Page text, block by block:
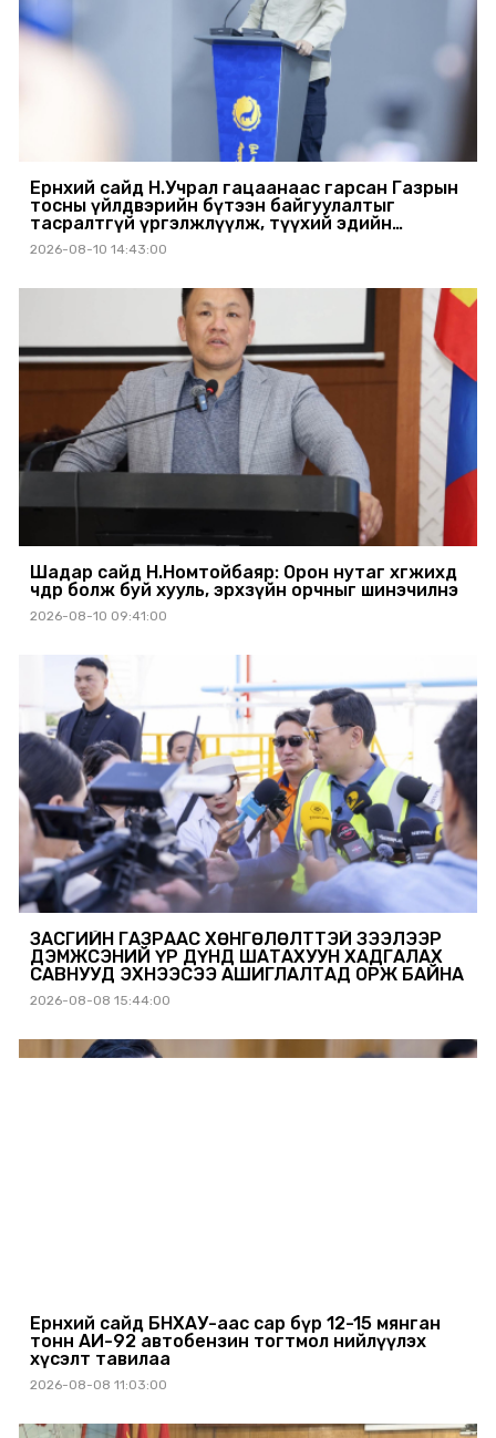
Ерөнхий сайд Н.Учрал гацаанаас гарсан Газрын
тосны үйлдвэрийн бүтээн байгуулалтыг
тасралтгүй үргэлжлүүлж, түүхий эдийн
хангамжийг баталгаажуулах үүрэг өгөв
2026-08-10 14:43:00
Шадар сайд Н.Номтойбаяр: Орон нутаг хөгжихөд
чөдөр болж буй хууль, эрхзүйн орчныг шинэчилнэ
2026-08-10 09:41:00
ЗАСГИЙН ГАЗРААС ХӨНГӨЛӨЛТТЭЙ ЗЭЭЛЭЭР
ДЭМЖСЭНИЙ ҮР ДҮНД ШАТАХУУН ХАДГАЛАХ
САВНУУД ЭХНЭЭСЭЭ АШИГЛАЛТАД ОРЖ БАЙНА
2026-08-08 15:44:00
Ерөнхий сайд БНХАУ-аас сар бүр 12-15 мянган
тонн АИ-92 автобензин тогтмол нийлүүлэх
хүсэлт тавилаа
2026-08-08 11:03:00